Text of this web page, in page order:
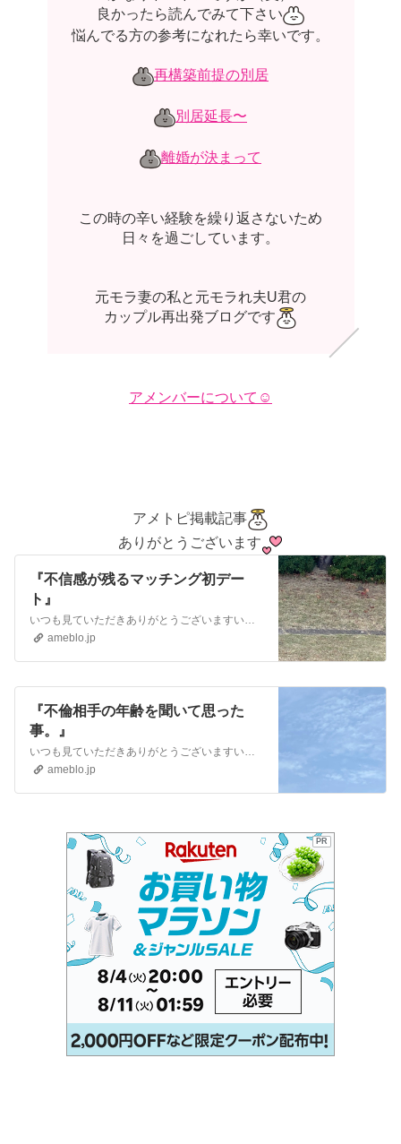
良かったら読んでみて下さい
悩んでる方の参考になれたら幸いです。
再構築前提の別居
別居延長〜
離婚が決まって
この時の辛い経験を繰り返さないため
日々を過ごしています。
元モラ妻の私と元モラれ夫U君の
カップル再出発ブログです
アメンバーについて☺️
アメトピ掲載記事
ありがとうございます
『不信感が残るマッチング初デー
ト』
いつも見ていただきありがとうございますいいねもありがとうございます楽天ブラックフライデー始まりましたねエントリー忘れずに 【ブラックフライデー◆衝撃の40%O…
ameblo.jp
『不倫相手の年齢を聞いて思った
事。』
いつも見ていただきありがとうございますいいねもありがとうございます過去記事まとめました。かなりドロドロですが（笑）良かったら読んでみて下さい悩んでる方…
ameblo.jp
PR